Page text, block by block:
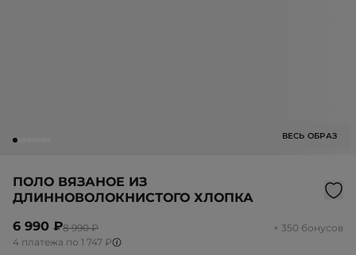
ВЕСЬ ОБРАЗ
ПОЛО ВЯЗАНОЕ ИЗ
ДЛИННОВОЛОКНИСТОГО ХЛОПКА
6 990 ₽8 990 ₽
+ 350 бонусов
4 платежа по 1 747 ₽